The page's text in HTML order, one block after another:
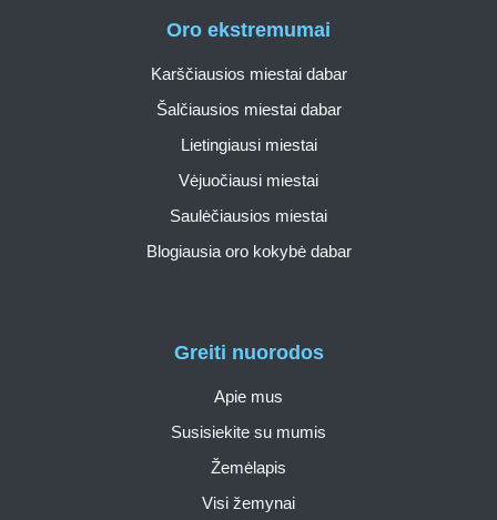
Greiti nuorodos
Apie mus
Susisiekite su mumis
Žemėlapis
Visi žemynai
Oro ekstremumai
Karščiausios miestai dabar
Šalčiausios miestai dabar
Lietingiausi miestai
Vėjuočiausi miestai
Saulėčiausios miestai
Blogiausia oro kokybė dabar